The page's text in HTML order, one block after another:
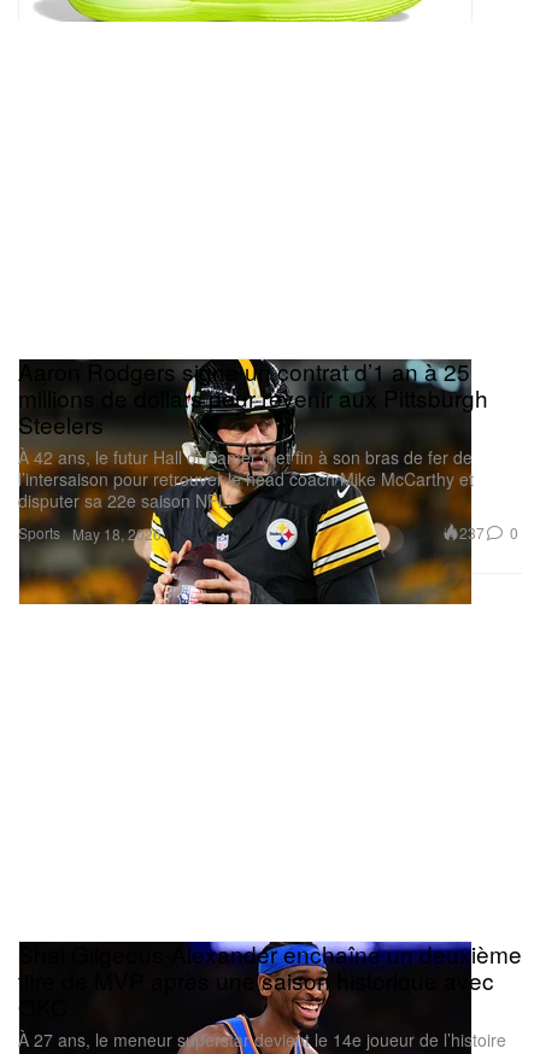
Sports
Aaron Rodgers signe un contrat d’1 an à 25
millions de dollars pour revenir aux Pittsburgh
Steelers
À 42 ans, le futur Hall of Famer met fin à son bras de fer de
l’intersaison pour retrouver le head coach Mike McCarthy et
disputer sa 22e saison NFL.
May 18, 2026 237 0
Shai Gilgeous-Alexander enchaîne un deuxième
titre de MVP après une saison historique avec
OKC
À 27 ans, le meneur superstar devient le 14e joueur de l’histoire